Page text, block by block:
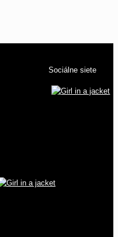
Sociálne siete